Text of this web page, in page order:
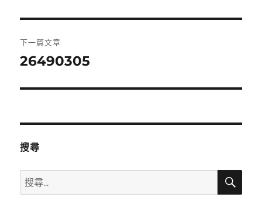
覽
篇
文
章:
下一篇文章
下
篇
章:
26490305
搜尋
搜
尋
搜